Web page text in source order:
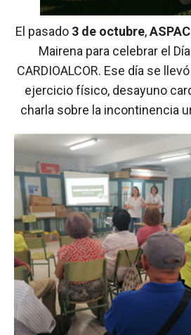
El pasado 3 de octubre,
Mairena para celebrar el
CARDIOALCOR. Ese día se
ejercicio físico, desayuno
charla sobre la incontinencia